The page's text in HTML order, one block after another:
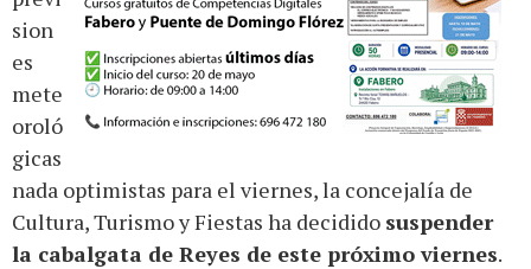
sion
es
mete
oroló
gicas
nada optimistas para el viernes, la concejalía de
Cultura, Turismo y Fiestas ha decidido suspender
la cabalgata de Reyes de este próximo viernes.